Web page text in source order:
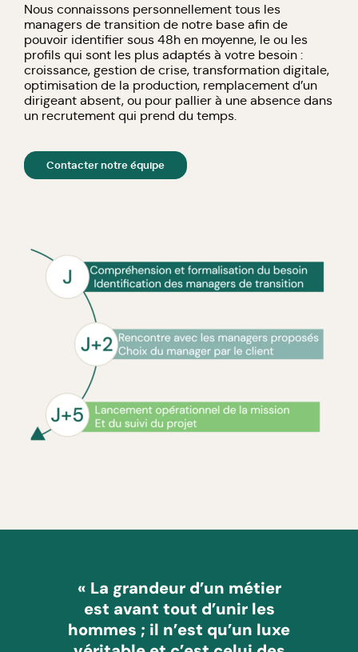
Nous connaissons personnellement tous les
managers de transition de notre base afin de
pouvoir identifier sous 48h en moyenne, le ou les
profils qui sont les plus adaptés à votre besoin :
croissance, gestion de crise, transformation digitale,
optimisation de la production, remplacement d’un
dirigeant absent, ou pour pallier à une absence dans
un recrutement qui prend du temps.
Contacter notre équipe
« La grandeur d’un métier
est avant tout d’unir les
hommes ; il n’est qu’un luxe